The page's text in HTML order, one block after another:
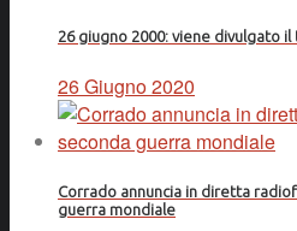
26 giugno 2000: viene divulgato
26 Giugno 2020
Corrado annuncia in diretta
guerra mondiale